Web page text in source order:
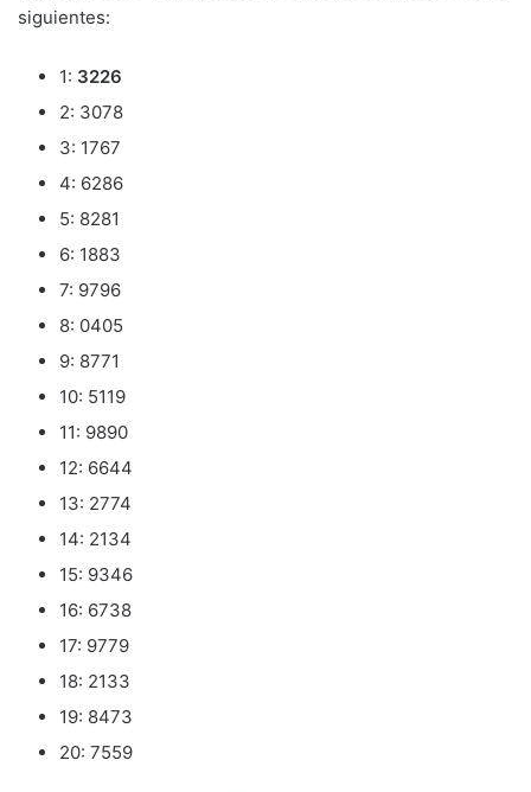
siguientes:
1: 3226
2: 3078
3: 1767
4: 6286
5: 8281
6: 1883
7: 9796
8: 0405
9: 8771
10: 5119
11: 9890
12: 6644
13: 2774
14: 2134
15: 9346
16: 6738
17: 9779
18: 2133
19: 8473
20: 7559